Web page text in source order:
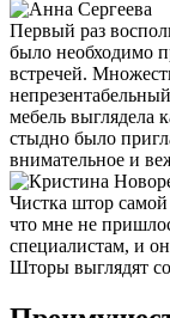
Первый раз
было необходимо
встречей.
мебель выглядела
стыдно было
внимательное и
Чистка штор
что мне не
специалистам, и
Шторы выглядят